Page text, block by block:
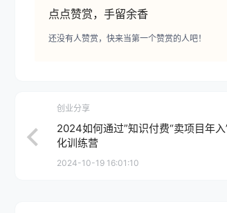
点点赞赏，手留余香
还没有人赞赏，快来当第一个赞赏的人吧！
创业分享
2024如何通过”知识付费“卖项目年
化训练营
2024-10-19 16:01:10